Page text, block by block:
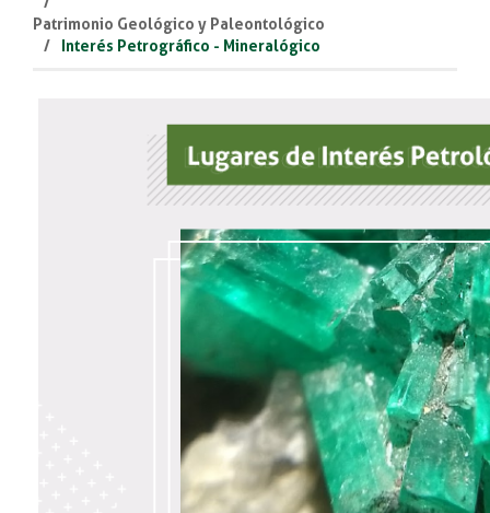
Patrimonio Geológico y Paleontológico
Interés Petrográfico - Mineralógico